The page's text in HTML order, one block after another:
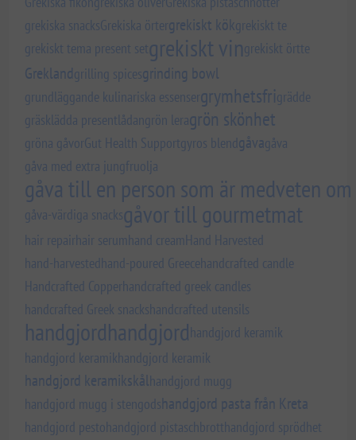
grekiska snacksGrekiska örtergrekiskt kökgrekiskt te
grekiskt tema present setgrekiskt vingrekiskt örtte
Greklandgrilling spicesgrinding bowl
grundläggande kulinariska essensergrymhetsfrigrädde
gräsklädda presentlådangrön leragrön skönhet
gröna gåvorGut Health Supportgyros blendgåvagåva
gåva med extra jungfruolja
gåva till en person som är medveten
gåva-värdiga snacksgåvor till gourmetmat
hair repairhair serumhand cream Hand Harvested
hand-harvestedhand-poured Greecehandcrafted candle
Handcrafted Copperhandcrafted greek candles
handcrafted Greek snackshandcrafted utensils
handgjordhandgjordhandgjord keramik
handgjord keramikhandgjord keramik
handgjord keramikskålhandgjord mugg
handgjord mugg i stengodshandgjord pasta från Kreta
handgjord pestohandgjord pistaschbrotthandgjord sprödhet